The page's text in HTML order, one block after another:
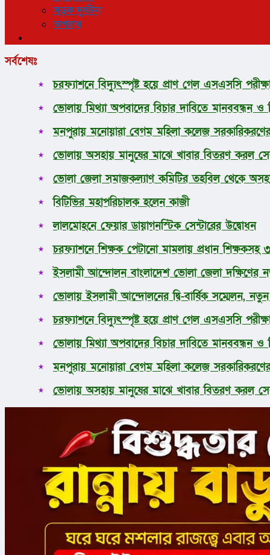
সড়ক দুর্ঘটনা
অপরাধ
সর্বশেষঃ
চরফ্যাশনে বিদ্যুৎস্পৃষ্ট হয়ে প্রাণ গেল এসএসসি
ভোলায় মিথ্যা অপবাদের বিচার দাবিতে মানববন্ধন ও
মনপুরায় মনোয়ারা বেগম মহিলা কলেজ
ভোলায় অসহায় মানুষের মাঝে খাবার বিতরণ করল
ভোলা জেলা সমাজকল্যাণ কমিটির তহবিল থেকে
বিটিভির মহাপরিচালক হলেন কাজী
লালমোহনে ফেয়ার ডায়াগনস্টিক সেন্টারের উদ্বোধন
চরফ্যাশনে শিক্ষক পেটানো মামলায় প্রধান শিক্ষকসহ
ইসলামী আন্দোলন বাংলাদেশ ভোলা জেলা দক্ষিণের
ভোলায় ইসলামী আন্দোলনের দ্বি-বার্ষিক সম্মেলন,
চরফ্যাশনে বিদ্যুৎস্পৃষ্ট হয়ে প্রাণ গেল এসএসসি
ভোলায় মিথ্যা অপবাদের বিচার দাবিতে মানববন্ধন ও
মনপুরায় মনোয়ারা বেগম মহিলা কলেজ
ভোলায় অসহায় মানুষের মাঝে খাবার বিতরণ করল